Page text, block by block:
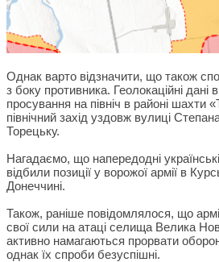
Однак варто відзначити, що також
з боку противника. Геолокаційні дані
просування на північ в районі шахти
північний захід уздовж вулиці
Торецьку.
Нагадаємо, що напередодні
відбили позиції у ворожої армії в
Донеччині.
Також, раніше повідомлялося, що
свої сили на атаці селища Велика
активно намагаються прорвати
однак їх спроби безуспішні.